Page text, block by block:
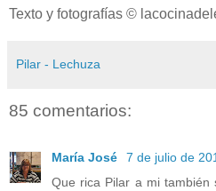
Texto y fotografías ©
Pilar - Lechuza
85 comentarios:
María José
7 de julio de
Que rica Pilar a mi